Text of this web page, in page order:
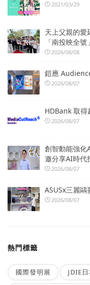
2021/03/29
天上父親的愛
「南投映全
2026/08/08
鎧應
2026/08/07
HDBank 取得
2026/08/07
創智動能強化
邀分享AI時代
2026/08/07
ASUSx三麗鷗
2026/08/07
熱門標籤
國際發明展 JDIE